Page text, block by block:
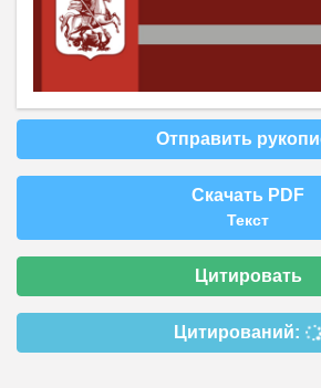
Отправить
Скачать PDF
Текст
Цитировать
Цитирований: